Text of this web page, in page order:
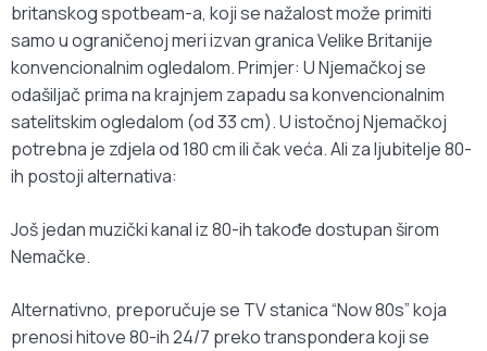
britanskog spotbeam-a, koji se nažalost može primiti
samo u ograničenoj meri izvan granica Velike Britanije
konvencionalnim ogledalom. Primjer: U Njemačkoj se
odašiljač prima na krajnjem zapadu sa konvencionalnim
satelitskim ogledalom (od 33 cm). U istočnoj Njemačkoj
potrebna je zdjela od 180 cm ili čak veća. Ali za ljubitelje 80-
ih postoji alternativa:
Još jedan muzički kanal iz 80-ih takođe dostupan širom
Nemačke.
Alternativno, preporučuje se TV stanica “Now 80s” koja
prenosi hitove 80-ih 24/7 preko transpondera koji se